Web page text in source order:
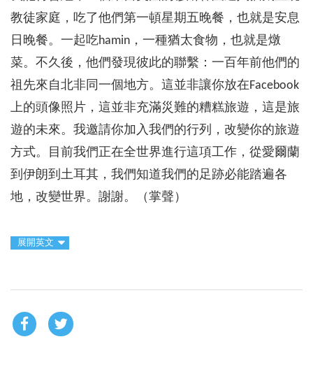
教徒家庭，吃了他們第一頓星期五晚餐，也就是安息
日晚餐。一起吃hamin，一種猶太食物，也就是燉
菜。不久後，他們發現彼此的聯繫：一百年前他們的
祖先來自北非同一個地方。這並非讓你放在Facebook
上的頭像照片，這並非充滿災難的糟糕旅遊，這是旅
遊的未來。我邀請你加入我們的行列，改變你的旅遊
方式。目前我們正在全世界進行這項工作，從愛爾蘭
到伊朗到土耳其，我們知道我們的足跡必能踏遍各
地，改變世界。謝謝。（掌聲）
展開英文